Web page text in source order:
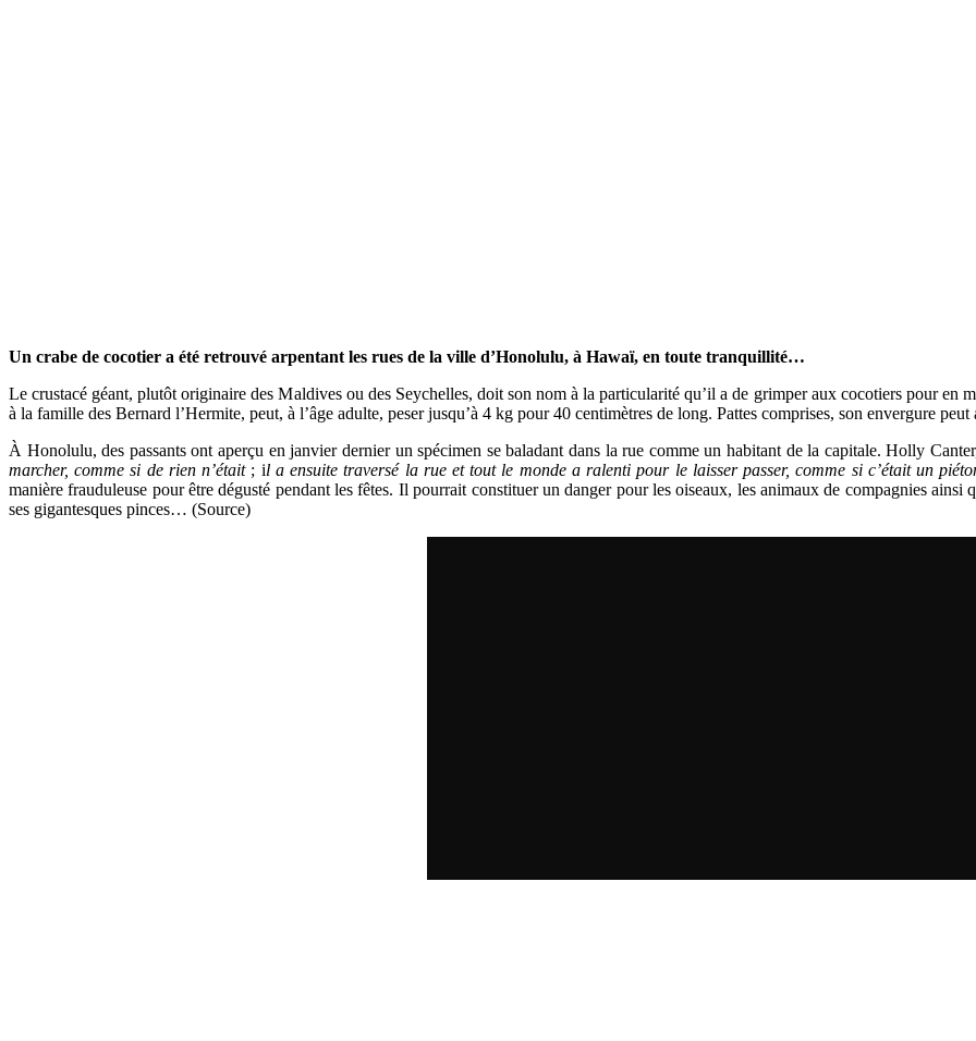
Un crabe de cocotier a été retrouvé arpentant les rues de la ville d’Honolulu, à Hawaï, en toute tranquillité…
Le crustacé géant, plutôt originaire des Maldives ou des Seychelles, doit son nom à la particularité qu’il a de grimper aux cocotiers pour en
à la famille des Bernard l’Hermite, peut, à l’âge adulte, peser jusqu’à 4 kg pour 40 centimètres de long. Pattes comprises, son envergure peut
À Honolulu, des passants ont aperçu en janvier dernier un spécimen se baladant dans la rue comme un habitant de la capitale. Holly
marcher, comme si de rien n’était; il a ensuite traversé la rue et tout le monde a ralenti pour le laisser passer, comme si c’était un
manière frauduleuse pour être dégusté pendant les fêtes. Il pourrait constituer un danger pour les oiseaux, les animaux de compagnies
ses gigantesques pinces… (Source)